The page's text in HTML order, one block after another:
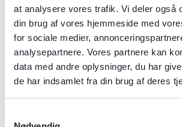
at analysere vores trafik. Vi deler også
din brug af vores hjemmeside med
for sociale medier,
analysepartnere. Vores partnere kan
data med andre oplysninger, du har
de har indsamlet fra din brug af deres
Alle vores behandlinger
Muskelafslappende
Baby botox
Bekymringsrynke